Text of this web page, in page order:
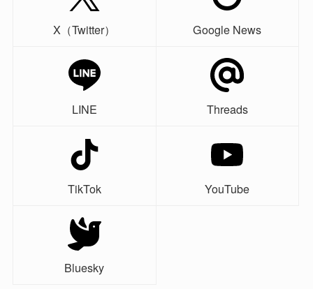
X（Twitter） Google News
LINE Threads
TikTok YouTube
Bluesky